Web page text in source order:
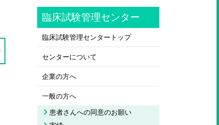
臨床試験管理センター
臨床試験管理センタートップ
センターについて
企業の方へ
一般の方へ
患者さんへの同意のお願い